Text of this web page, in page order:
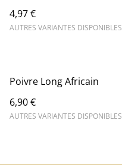
4,97 €
AUTRES VARIANTES DISPONIBLES
Poivre Long Africain
6,90 €
AUTRES VARIANTES DISPONIBLES